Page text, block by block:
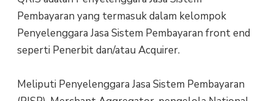
Pembayaran yang termasuk dalam kelompok
Penyelenggara Jasa Sistem Pembayaran front end
seperti Penerbit dan/atau Acquirer.
Meliputi Penyelenggara Jasa Sistem Pembayaran